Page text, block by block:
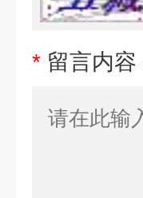
* 留言内容